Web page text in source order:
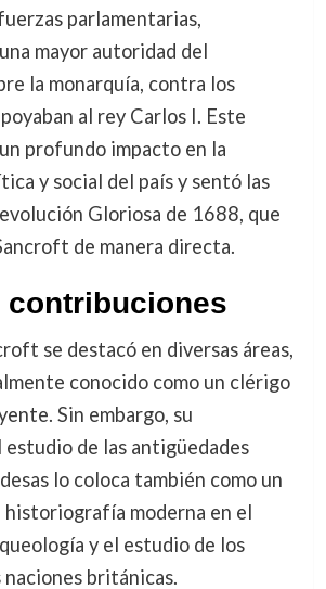
parlamentarias,
mayor autoridad del
la monarquía, contra los
al rey Carlos I. Este
profundo impacto en la
y social del país y sentó las
Gloriosa de 1688, que
de manera directa.
contribuciones
se destacó en diversas áreas,
conocido como un clérigo
Sin embargo, su
de las antigüedades
lo coloca también como un
historiografía moderna en el
y el estudio de los
naciones británicas.